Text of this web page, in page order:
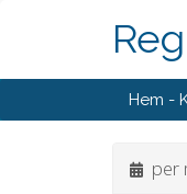
Hem -
per